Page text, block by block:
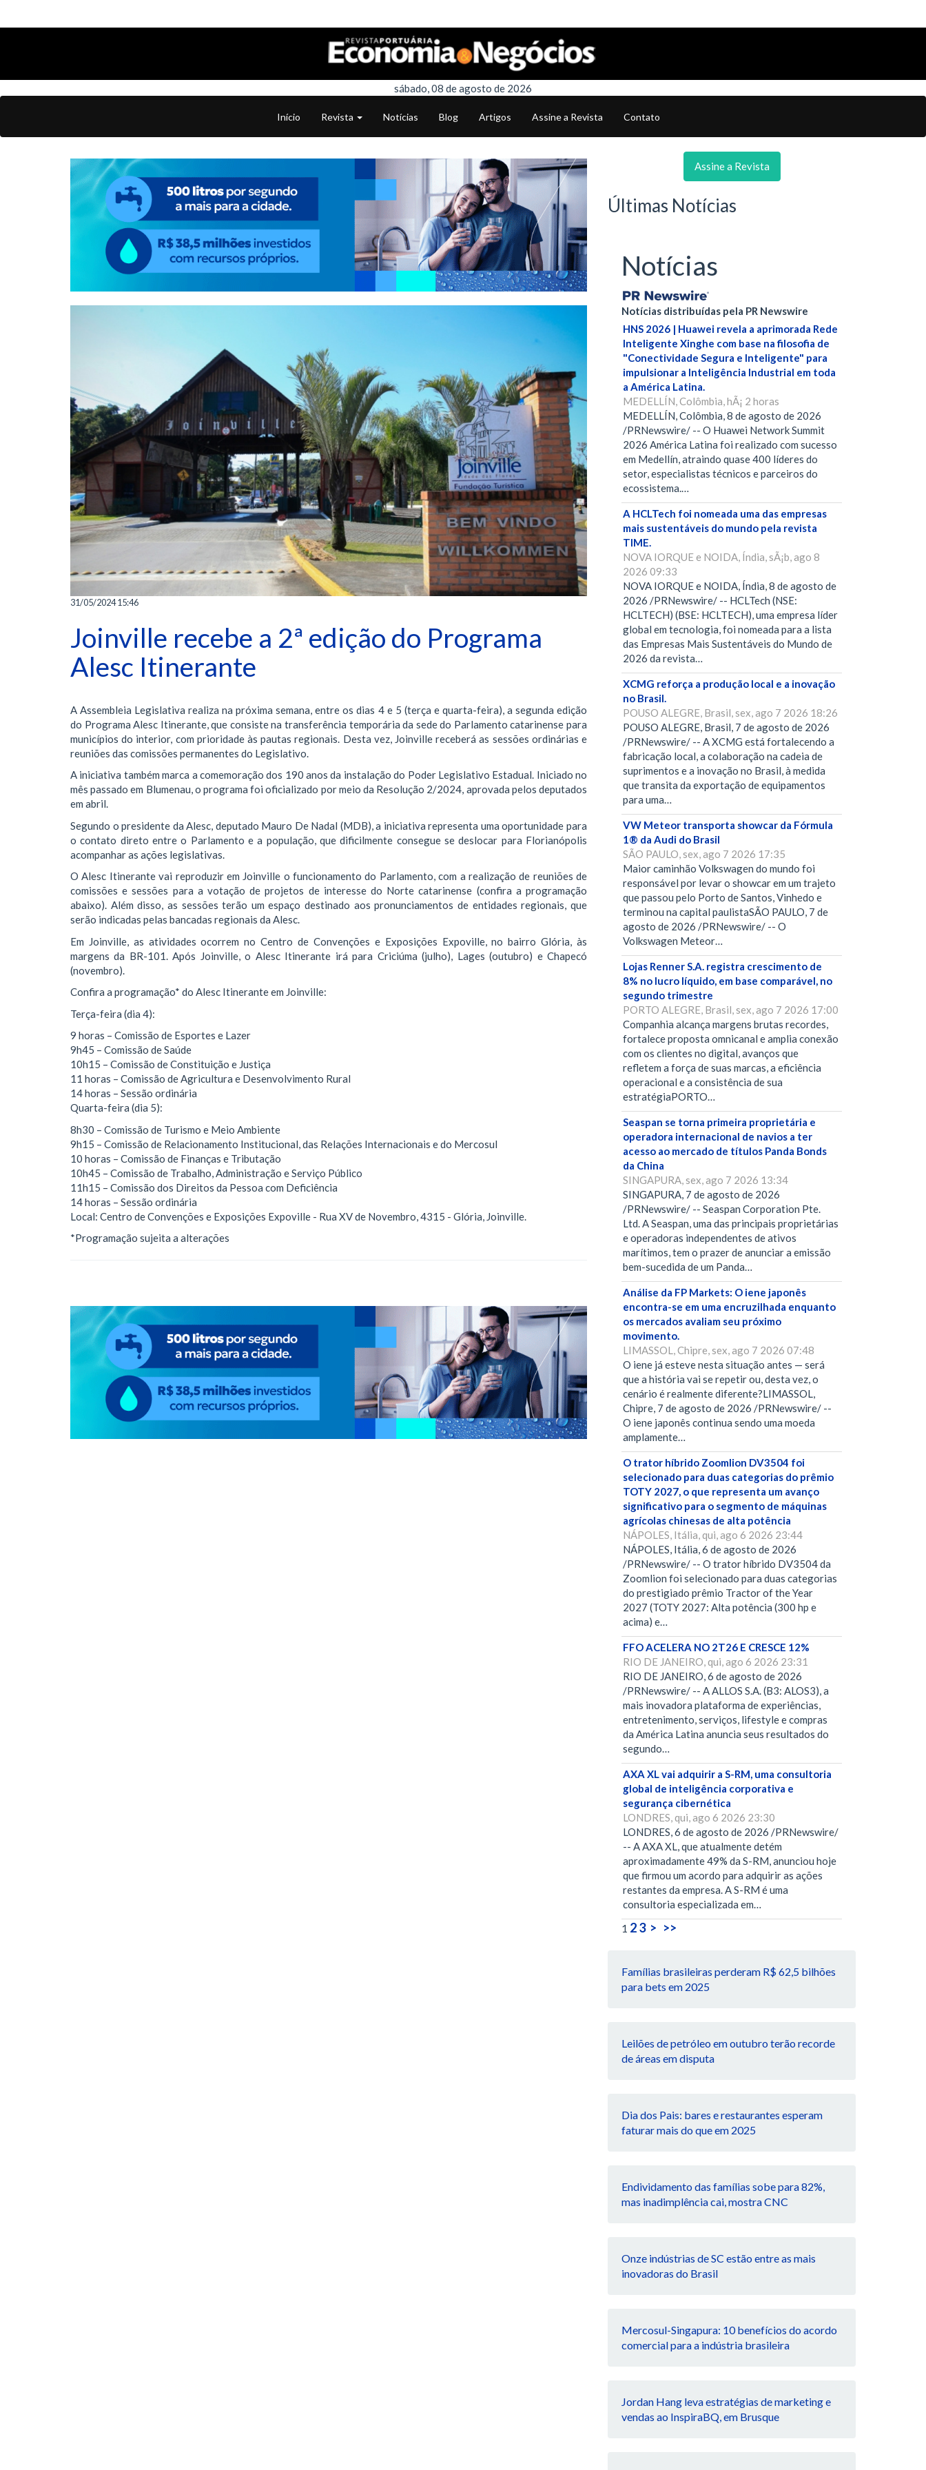
sábado, 08 de agosto de 2026
Início Revista Notícias Blog Artigos Assine a Revista Contato
31/05/2024 15:46
Joinville recebe a 2ª edição do Programa
Alesc Itinerante
A Assembleia Legislativa realiza na próxima semana, entre os dias 4 e 5 (terça e quarta-feira), a segunda edição
do Programa Alesc Itinerante, que consiste na transferência temporária da sede do Parlamento catarinense para
municípios do interior, com prioridade às pautas regionais. Desta vez, Joinville receberá as sessões ordinárias e
reuniões das comissões permanentes do Legislativo.
A iniciativa também marca a comemoração dos 190 anos da instalação do Poder Legislativo Estadual. Iniciado no
mês passado em Blumenau, o programa foi oficializado por meio da Resolução 2/2024, aprovada pelos deputados
em abril.
Segundo o presidente da Alesc, deputado Mauro De Nadal (MDB), a iniciativa representa uma oportunidade para
o contato direto entre o Parlamento e a população, que dificilmente consegue se deslocar para Florianópolis
acompanhar as ações legislativas.
O Alesc Itinerante vai reproduzir em Joinville o funcionamento do Parlamento, com a realização de reuniões de
comissões e sessões para a votação de projetos de interesse do Norte catarinense (confira a programação
abaixo). Além disso, as sessões terão um espaço destinado aos pronunciamentos de entidades regionais, que
serão indicadas pelas bancadas regionais da Alesc.
Em Joinville, as atividades ocorrem no Centro de Convenções e Exposições Expoville, no bairro Glória, às
margens da BR-101. Após Joinville, o Alesc Itinerante irá para Criciúma (julho), Lages (outubro) e Chapecó
(novembro).
Confira a programação* do Alesc Itinerante em Joinville:
Terça-feira (dia 4):
9 horas – Comissão de Esportes e Lazer
9h45 – Comissão de Saúde
10h15 – Comissão de Constituição e Justiça
11 horas – Comissão de Agricultura e Desenvolvimento Rural
14 horas – Sessão ordinária
Quarta-feira (dia 5):
8h30 – Comissão de Turismo e Meio Ambiente
9h15 – Comissão de Relacionamento Institucional, das Relações Internacionais e do Mercosul
10 horas – Comissão de Finanças e Tributação
10h45 – Comissão de Trabalho, Administração e Serviço Público
11h15 – Comissão dos Direitos da Pessoa com Deficiência
14 horas – Sessão ordinária
Local: Centro de Convenções e Exposições Expoville - Rua XV de Novembro, 4315 - Glória, Joinville.
*Programação sujeita a alterações
Assine a Revista
Últimas Notícias
Notícias
Notícias distribuídas pela PR Newswire
HNS 2026 | Huawei revela a aprimorada Rede
Inteligente Xinghe com base na filosofia de
"Conectividade Segura e Inteligente" para
impulsionar a Inteligência Industrial em toda
a América Latina.
MEDELLÍN, Colômbia, hÃ¡ 2 horas
MEDELLÍN, Colômbia, 8 de agosto de 2026
/PRNewswire/ -- O Huawei Network Summit
2026 América Latina foi realizado com sucesso
em Medellín, atraindo quase 400 líderes do
setor, especialistas técnicos e parceiros do
ecossistema.…
A HCLTech foi nomeada uma das empresas
mais sustentáveis do mundo pela revista
TIME.
NOVA IORQUE e NOIDA, Índia, sÃ¡b, ago 8
2026 09:33
NOVA IORQUE e NOIDA, Índia, 8 de agosto de
2026 /PRNewswire/ -- HCLTech (NSE:
HCLTECH) (BSE: HCLTECH), uma empresa líder
global em tecnologia, foi nomeada para a lista
das Empresas Mais Sustentáveis do Mundo de
2026 da revista…
XCMG reforça a produção local e a inovação
no Brasil.
POUSO ALEGRE, Brasil, sex, ago 7 2026 18:26
POUSO ALEGRE, Brasil, 7 de agosto de 2026
/PRNewswire/ -- A XCMG está fortalecendo a
fabricação local, a colaboração na cadeia de
suprimentos e a inovação no Brasil, à medida
que transita da exportação de equipamentos
para uma…
VW Meteor transporta showcar da Fórmula
1® da Audi do Brasil
SÃO PAULO, sex, ago 7 2026 17:35
Maior caminhão Volkswagen do mundo foi
responsável por levar o showcar em um trajeto
que passou pelo Porto de Santos, Vinhedo e
terminou na capital paulistaSÃO PAULO, 7 de
agosto de 2026 /PRNewswire/ -- O
Volkswagen Meteor…
Lojas Renner S.A. registra crescimento de
8% no lucro líquido, em base comparável, no
segundo trimestre
PORTO ALEGRE, Brasil, sex, ago 7 2026 17:00
Companhia alcança margens brutas recordes,
fortalece proposta omnicanal e amplia conexão
com os clientes no digital, avanços que
refletem a força de suas marcas, a eficiência
operacional e a consistência de sua
estratégiaPORTO…
Seaspan se torna primeira proprietária e
operadora internacional de navios a ter
acesso ao mercado de títulos Panda Bonds
da China
SINGAPURA, sex, ago 7 2026 13:34
SINGAPURA, 7 de agosto de 2026
/PRNewswire/ -- Seaspan Corporation Pte.
Ltd. A Seaspan, uma das principais proprietárias
e operadoras independentes de ativos
marítimos, tem o prazer de anunciar a emissão
bem-sucedida de um Panda…
Análise da FP Markets: O iene japonês
encontra-se em uma encruzilhada enquanto
os mercados avaliam seu próximo
movimento.
LIMASSOL, Chipre, sex, ago 7 2026 07:48
O iene já esteve nesta situação antes — será
que a história vai se repetir ou, desta vez, o
cenário é realmente diferente?LIMASSOL,
Chipre, 7 de agosto de 2026 /PRNewswire/ --
O iene japonês continua sendo uma moeda
amplamente…
O trator híbrido Zoomlion DV3504 foi
selecionado para duas categorias do prêmio
TOTY 2027, o que representa um avanço
significativo para o segmento de máquinas
agrícolas chinesas de alta potência
NÁPOLES, Itália, qui, ago 6 2026 23:44
NÁPOLES, Itália, 6 de agosto de 2026
/PRNewswire/ -- O trator híbrido DV3504 da
Zoomlion foi selecionado para duas categorias
do prestigiado prêmio Tractor of the Year
2027 (TOTY 2027: Alta potência (300 hp e
acima) e…
FFO ACELERA NO 2T26 E CRESCE 12%
RIO DE JANEIRO, qui, ago 6 2026 23:31
RIO DE JANEIRO, 6 de agosto de 2026
/PRNewswire/ -- A ALLOS S.A. (B3: ALOS3), a
mais inovadora plataforma de experiências,
entretenimento, serviços, lifestyle e compras
da América Latina anuncia seus resultados do
segundo…
AXA XL vai adquirir a S-RM, uma consultoria
global de inteligência corporativa e
segurança cibernética
LONDRES, qui, ago 6 2026 23:30
LONDRES, 6 de agosto de 2026 /PRNewswire/
-- A AXA XL, que atualmente detém
aproximadamente 49% da S-RM, anunciou hoje
que firmou um acordo para adquirir as ações
restantes da empresa. A S-RM é uma
consultoria especializada em…
1 23 > >>
Famílias brasileiras perderam R$ 62,5 bilhões
para bets em 2025
Leilões de petróleo em outubro terão recorde
de áreas em disputa
Dia dos Pais: bares e restaurantes esperam
faturar mais do que em 2025
Endividamento das famílias sobe para 82%,
mas inadimplência cai, mostra CNC
Onze indústrias de SC estão entre as mais
inovadoras do Brasil
Mercosul-Singapura: 10 benefícios do acordo
comercial para a indústria brasileira
Jordan Hang leva estratégias de marketing e
vendas ao InspiraBQ, em Brusque